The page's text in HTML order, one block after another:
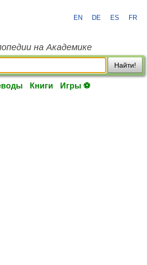
EN DE ES FR
на Академике
Найти!
Книги Игры ⚽